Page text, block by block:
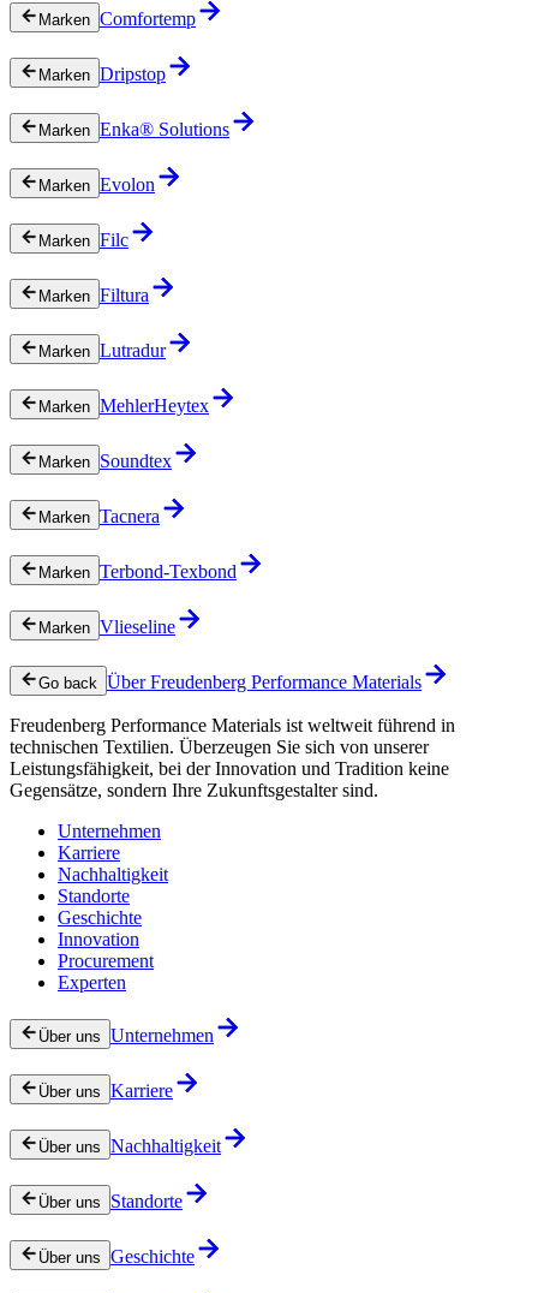
Marken Comfortemp
Marken Dripstop
Marken Enka® Solutions
Marken Evolon
Marken Filc
Marken Filtura
Marken Lutradur
Marken MehlerHeytex
Marken Soundtex
Marken Tacnera
Marken Terbond-Texbond
Marken Vlieseline
Go back Über Freudenberg Performance Materials
Freudenberg Performance Materials ist weltweit führend in
technischen Textilien. Überzeugen Sie sich von unserer
Leistungsfähigkeit, bei der Innovation und Tradition keine
Gegensätze, sondern Ihre Zukunftsgestalter sind.
Unternehmen
Karriere
Nachhaltigkeit
Standorte
Geschichte
Innovation
Procurement
Experten
Über uns Unternehmen
Über uns Karriere
Über uns Nachhaltigkeit
Über uns Standorte
Über uns Geschichte